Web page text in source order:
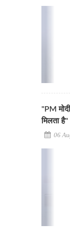
"PM
मिलता
06